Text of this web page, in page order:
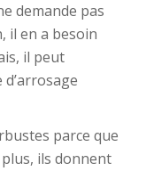
demande pas
il en a besoin
il peut
parce que
ils donnent